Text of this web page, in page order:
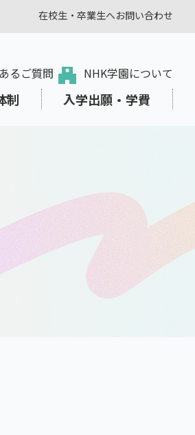
在校生・卒業生へお問い合わせ
るご質問 NHK学園について
・編入学をお考えの方
員の方
ラインプラス
みらいPASS
ディサプリ
本校の部活動
制
サポート
入学出願・学費
から入学まで